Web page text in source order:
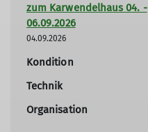
zum Karwendelhaus 04. -
06.09.2026
04.09.2026
Kondition
Technik
Organisation